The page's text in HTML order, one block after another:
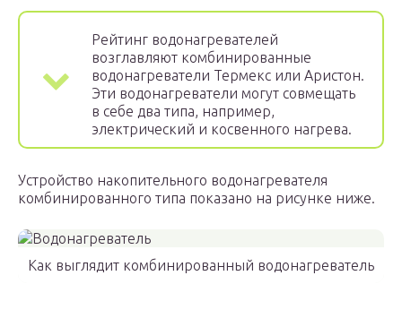
Рейтинг водонагревателей
возглавляют комбинированные
водонагреватели Термекс или Аристон.
Эти водонагреватели могут совмещать
в себе два типа, например,
электрический и косвенного нагрева.
Устройство накопительного водонагревателя
комбинированного типа показано на рисунке ниже.
Как выглядит комбинированный водонагреватель